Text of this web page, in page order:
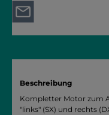
Beschreibung
Kompletter Motor zum
"links" (SX) und rechts